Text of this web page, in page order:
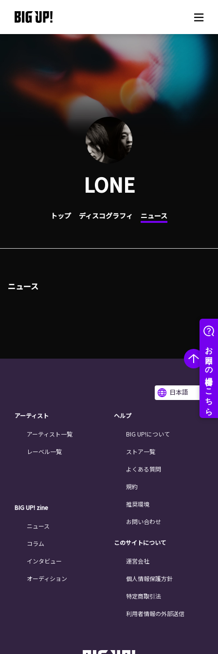
BIG UP!について
ニュース
料金プラン
サポート
ご利用の流れ
よくある質問
LONE
トップ ディスコグラフィ ニュース
ニュース
日本語
アーティスト
アーティスト一覧
レーベル一覧
BIG UP! zine
ニュース
コラム
インタビュー
オーディション
ヘルプ
BIG UP!について
ストア一覧
よくある質問
規約
推奨環境
お問い合わせ
このサイトについて
運営会社
個人情報保護方針
特定商取引法
利用者情報の外部送信